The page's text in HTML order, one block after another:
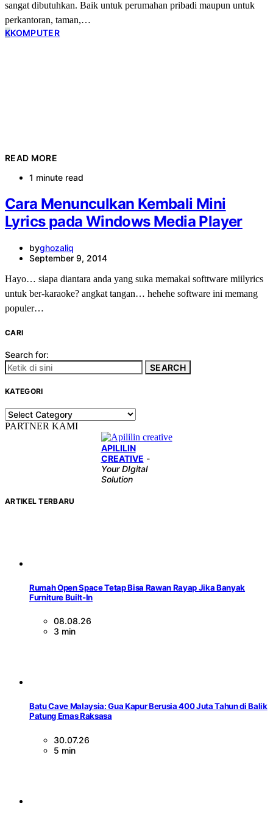
sangat dibutuhkan. Baik untuk perumahan pribadi maupun untuk
perkantoran, taman,…
KKOMPUTER
READ MORE
1 minute read
Cara Menunculkan Kembali Mini
Lyrics pada Windows Media Player
byghozaliq
September 9, 2014
Hayo… siapa diantara anda yang suka memakai softtware miilyrics
untuk ber-karaoke? angkat tangan… hehehe software ini memang
populer…
CARI
Search for:
SEARCH
KATEGORI
KATEGORI
PARTNER KAMI
APILILIN
CREATIVE -
Your DIgital
Solution
ARTIKEL TERBARU
Rumah Open Space Tetap Bisa Rawan Rayap Jika Banyak
Furniture Built-In
08.08.26
3 min
Batu Cave Malaysia: Gua Kapur Berusia 400 Juta Tahun di Balik
Patung Emas Raksasa
30.07.26
5 min